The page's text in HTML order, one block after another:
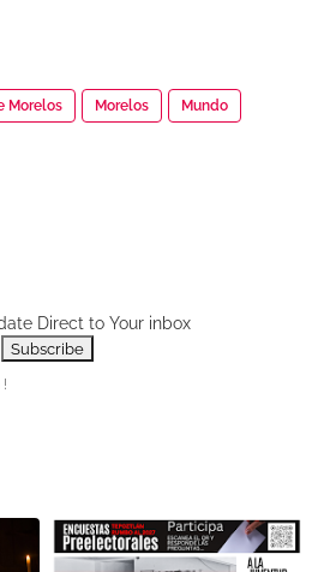
Morelos Morelos Mundo
Direct to Your inbox